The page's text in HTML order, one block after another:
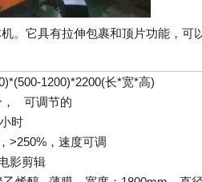
。它具有拉伸包裹和顶片功能，
1200)*2200(长*宽*高)
， 可调节的
时
>250%，速度可调
影剪辑